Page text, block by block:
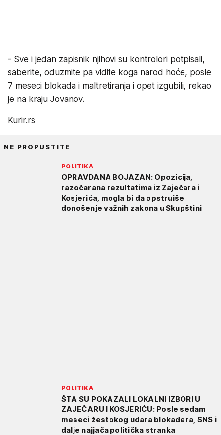
- Sve i jedan zapisnik njihovi su kontrolori potpisali,
saberite, oduzmite pa vidite koga narod hoće, posle
7 meseci blokada i maltretiranja i opet izgubili, rekao
je na kraju Jovanov.
Kurir.rs
NE PROPUSTITE
POLITIKA
OPRAVDANA BOJAZAN: Opozicija,
razočarana rezultatima iz Zaječara i
Kosjerića, mogla bi da opstruiše
donošenje važnih zakona u Skupštini
POLITIKA
ŠTA SU POKAZALI LOKALNI IZBORI U
ZAJEČARU I KOSJERIĆU: Posle sedam
meseci žestokog udara blokadera, SNS i
dalje najjača politička stranka